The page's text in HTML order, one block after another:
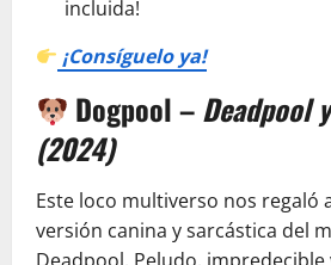
incluida!
¡Consíguelo ya!
Dogpool –Deadpool
(2024)
Este loco multiverso nos regaló
versión canina y sarcástica del